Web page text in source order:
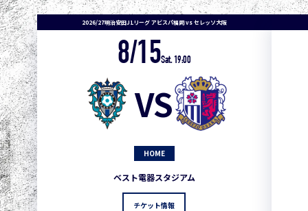
2026/27明治安田J1リーグ アビスパ福岡 vs セレッソ大阪
8/15Sat. 19:00
VS
HOME
ベスト電器スタジアム
チケット情報
1
2 0
3 3 1 0 0
3
5 3
5 3 1